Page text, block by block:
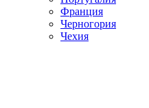
Франция
Черногория
Чехия